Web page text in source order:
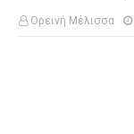
Ορεινή Μέλισσα